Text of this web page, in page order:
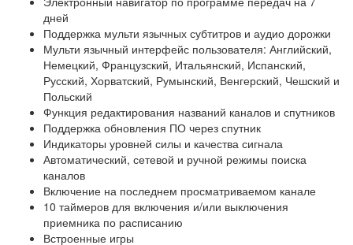
дней
Поддержка мульти язычных субтитров и аудио дорожки
Мульти язычный интерфейс пользователя: Английский,
Немецкий, Французский, Итальянский, Испанский,
Русский, Хорватский, Румынский, Венгерский, Чешский и
Польский
Функция редактирования названий каналов и спутников
Поддержка обновления ПО через спутник
Индикаторы уровней силы и качества сигнала
Автоматический, сетевой и ручной режимы поиска
каналов
Включение на последнем просматриваемом канале
10 таймеров для включения и/или выключения
приемника по расписанию
Встроенные игры